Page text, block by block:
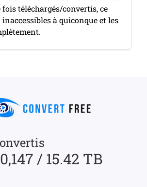
téléchargés/convertis, ce
à quiconque et les
/ 15.42 TB